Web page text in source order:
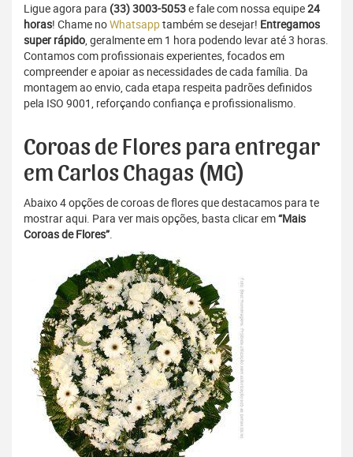
Ligue agora para (33) 3003-5053e fale com nossa equipe24
horas! Chame noWhatsapptambém se desejar! Entregamos
super rápido, geralmente em 1 hora podendo levar até 3 horas.
Contamos com profissionais experientes, focados em
compreender e apoiar as necessidades de cada família. Da
montagem ao envio, cada etapa respeita padrões definidos
pela ISO 9001, reforçando confiança e profissionalismo.
Coroas de Flores para entregar
em Carlos Chagas (MG)
Abaixo 4 opções de coroas de flores que destacamos para te
mostrar aqui. Para ver mais opções, basta clicar em“Mais
Coroas de Flores”.